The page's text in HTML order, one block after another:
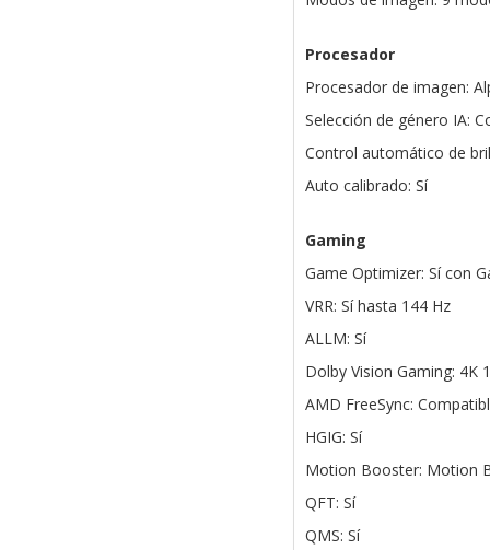
Procesador
Procesador de imagen:
Selección de género IA:
Control automático de
Auto calibrado: Sí
Gaming
Game Optimizer: Sí con
VRR: Sí hasta 144 Hz
ALLM: Sí
Dolby Vision Gaming: 4K
AMD FreeSync:
HGIG: Sí
Motion Booster: Motion
QFT: Sí
QMS: Sí